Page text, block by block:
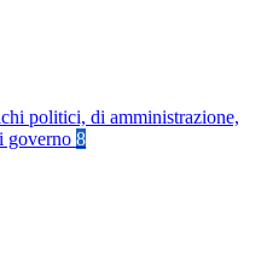
politici, di amministrazione,
governo 8